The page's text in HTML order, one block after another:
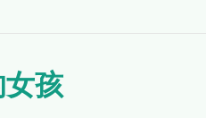
帮助下，去
孩